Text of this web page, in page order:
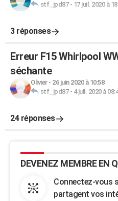
stf_jpd87- 17 juil. 2020 à
3 réponses
Erreur F15 Whirlpool
séchante
Olivier- 26 juin 2020 à 10:58
stf_jpd87- 4 juil. 2020 à
24 réponses
DEVENEZ MEMBRE EN
Connectez-vous
partagent vos